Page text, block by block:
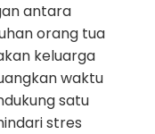
antara
orang tua
keluarga
waktu
satu
stres